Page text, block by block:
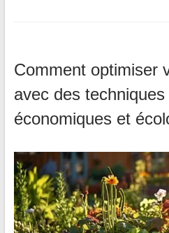
Comment optimiser
avec des
économiques et